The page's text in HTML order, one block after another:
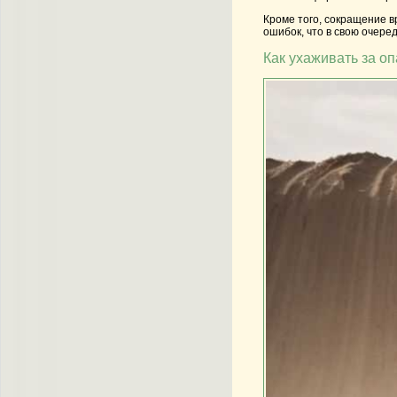
Кроме того, сокращение
ошибок, что в свою
Как ухаживать за